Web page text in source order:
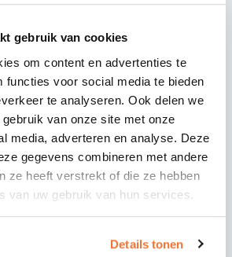
gebruik van cookies
om content en advertenties te
functies voor social media te bieden
te analyseren. Ook delen we
van onze site met onze
media, adverteren en analyse. Deze
gegevens combineren met andere
ze heeft verstrekt of die ze hebben
van uw gebruik van hun services.
Details tonen
de indruk van de
bij Knol Akkrum. Ik heb de
– ze voelen als familie voor mij.
verantwoordelijke en
Ik ben trots en dankbaar
samenwerken.
vind aan mijn huidige functie,
voor detail, een analytische